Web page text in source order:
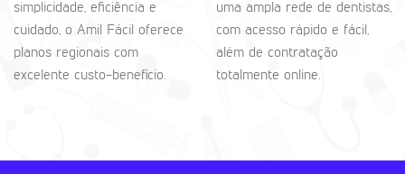
simplicidade, eficiência e
cuidado, o Amil Fácil oferece
planos regionais com
excelente custo-benefício.
uma ampla rede de dentistas,
com acesso rápido e fácil,
além de contratação
totalmente online.